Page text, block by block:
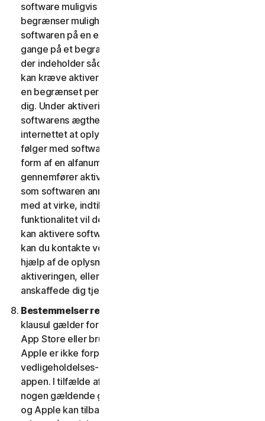
software muligvis håndhævelsesteknologi, som
begrænser muligheden for at afinstallere og fjerne
softwaren på en enhed mere end et begrænset antal
gange på et begrænset antal enheder). Softwaren,
der indeholder sådanne teknologiske foranstaltninger,
kan kræve aktivering. I så fald virker softwaren kun i
en begrænset periode, indtil den bliver aktiveret af
dig. Under aktiveringen vil du måske – for at bekræfte
softwarens ægthed – blive anmodet om via
internettet at oplyse din unikke aktiveringsnøgle, som
følger med softwaren og enhedskonfigurationen i
form af en alfanumerisk kode. Hvis du ikke
gennemfører aktiveringen inden for den periode, eller
som softwaren anmoder om, vil softwaren holde op
med at virke, indtil aktiveringen er fuldført; softwarens
funktionalitet vil derefter blive retableret. Hvis du ikke
kan aktivere softwaren under aktiveringsprocessen,
kan du kontakte vores kundeservice og support ved
hjælp af de oplysninger, du modtog under
aktiveringen, eller som du fik af din udbyder, hvis du
anskaffede dig tjenesten fra denne.
Bestemmelser relateret til Apple App Store.
klausul gælder for enhver software, du får fra Apple
App Store eller bruger som en app på en iOS-enhed.
Apple er ikke forpligtet til at levere nogen
vedligeholdelses- og supporttjenester med hensyn til
appen. I tilfælde af, at softwaren ikke overholder
nogen gældende garanti, kan du give Apple besked,
og Apple kan tilbagebetale appkøbsprisen til dig (hvis